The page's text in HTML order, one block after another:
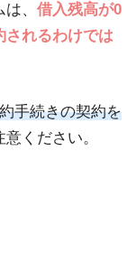
、 借入残高が0
されるわけでは
手続きの契約を
ください。